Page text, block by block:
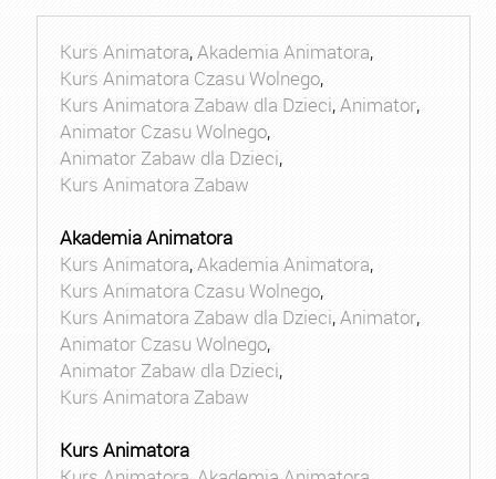
Kurs Animatora,Akademia Animatora,
Kurs Animatora Czasu Wolnego,
Kurs Animatora Zabaw dla Dzieci,Animator,
Animator Czasu Wolnego,
Animator Zabaw dla Dzieci,
Kurs Animatora Zabaw
Akademia Animatora
Kurs Animatora,Akademia Animatora,
Kurs Animatora Czasu Wolnego,
Kurs Animatora Zabaw dla Dzieci,Animator,
Animator Czasu Wolnego,
Animator Zabaw dla Dzieci,
Kurs Animatora Zabaw
Kurs Animatora